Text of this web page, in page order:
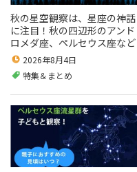
秋の星空観察は、星座の神話
に注目！秋の四辺形のアンド
ロメダ座、ペルセウス座など
2026年8月4日
特集＆まとめ